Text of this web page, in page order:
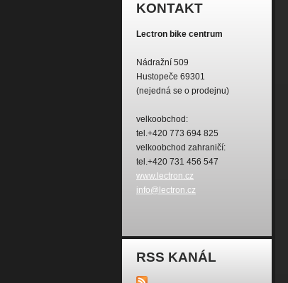
KONTAKT
Lectron bike centrum
Nádražní 509
Hustopeče 69301
(nejedná se o prodejnu)
velkoobchod:
tel.+420 773 694 825
velkoobchod zahraničí:
tel.+420 731 456 547
www.lectron.cz
info@lectron.cz
RSS KANÁL